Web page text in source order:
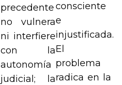
precedente
no vulnera
ni interfiere
con la
autonomía
judicial; la
consciente
e
injustificada.
El
problema
radica en la